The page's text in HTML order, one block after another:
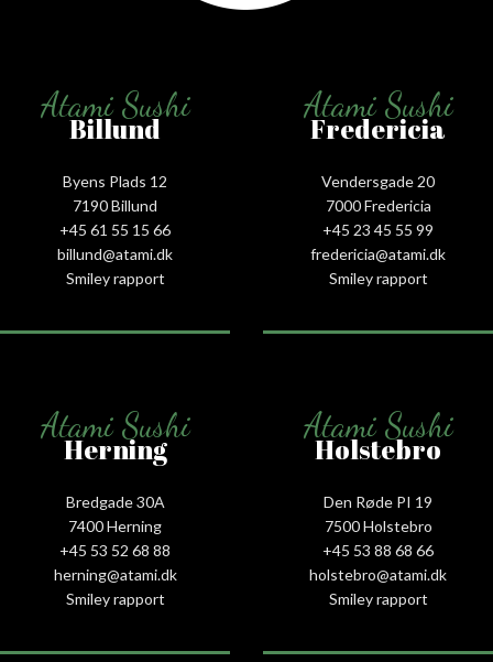
Atami Sushi
Billund
Byens Plads 12
7190 Billund
+45 61 55 15 66‬
billund@atami.dk
Smiley rapport
Atami Sushi
Fredericia
Vendersgade 20
7000 Fredericia
+45 23 45 55 99
fredericia@atami.dk
Smiley rapport
Atami Sushi
Herning
Bredgade 30A
7400 Herning
+45 53 52 68 88
herning@atami.dk
Smiley rapport
Atami Sushi
Holstebro
Den Røde PI 19
7500 Holstebro
+45 53 88 68 66
holstebro@atami.dk
Smiley rapport